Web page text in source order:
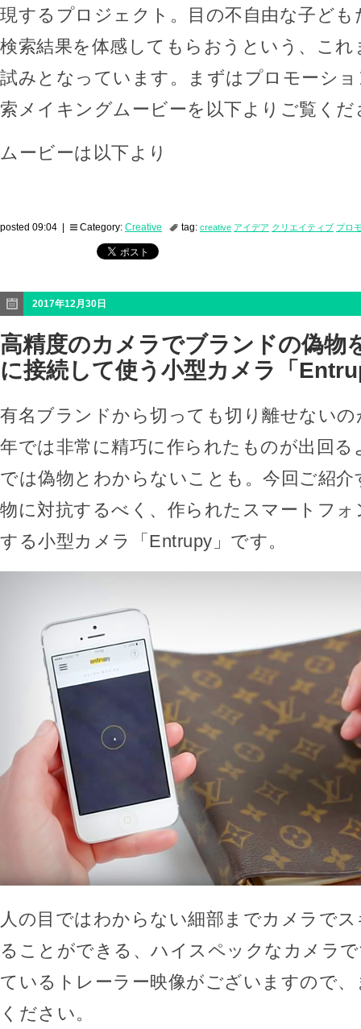
現するプロジェクト。目の不自由な子ど
検索結果を体感してもらおうという、こ
試みとなっています。まずはプロモーシ
索メイキングムービーを以下よりご覧くだ
ムービーは以下より
posted 09:04 | Category: Creative tag: creative アイデア クリエイティブ プロ
2017年12月30日
高精度のカメラでブランドの偽物
に接続して使う小型カメラ「
有名ブランドから切っても切り離せないの
年では非常に精巧に作られたものが出回る
では偽物とわからないことも。今回ご紹
物に対抗するべく、作られたスマートフ
する小型カメラ「Entrupy」です。
人の目ではわからない細部までカメラで
ることができる、ハイスペックなカメラ
ているトレーラー映像がございますので
ください。